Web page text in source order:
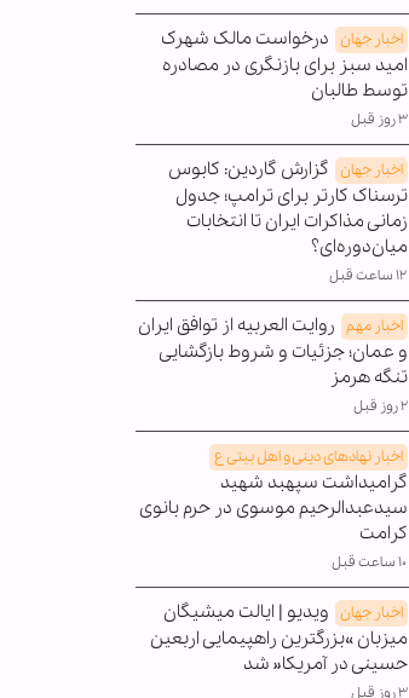
اخبار جهان درخواست مالک شهرک
امید سبز برای بازنگری در مصادره
توسط طالبان
۳ روز قبل
اخبار جهان گزارش گاردین: کابوس
ترسناک کارتر برای ترامپ؛ جدول
زمانی مذاکرات ایران تا انتخابات
میان‌دوره‌ای؟
۱۲ ساعت قبل
اخبار مهم روایت العربیه از توافق ایران
و عمان؛ جزئیات و شروط بازگشایی
تنگه هرمز
۲ روز قبل
اخبار نهادهای دینی و اهل بیتی ع
گرامیداشت سپهبد شهید
سیدعبدالرحیم موسوی در حرم بانوی
کرامت
۱۰ ساعت قبل
اخبار جهان ویدیو | ایالت میشیگان
میزبان »بزرگترین راهپیمایی اربعین
حسینی در آمریکا« شد
۳ روز قبل